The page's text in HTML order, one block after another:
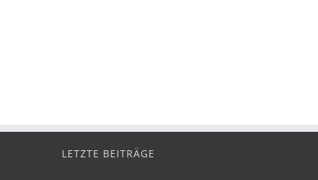
LETZTE BEITRÄGE